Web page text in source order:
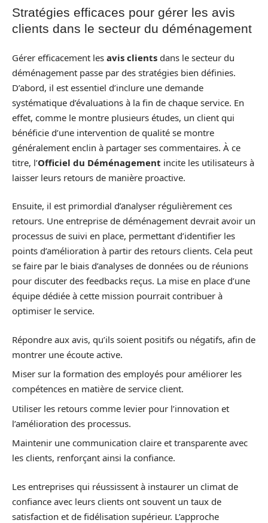
Stratégies efficaces pour gérer les avis
clients dans le secteur du déménagement
Gérer efficacement les avis clients dans le secteur du
déménagement passe par des stratégies bien définies.
D’abord, il est essentiel d’inclure une demande
systématique d’évaluations à la fin de chaque service. En
effet, comme le montre plusieurs études, un client qui
bénéficie d’une intervention de qualité se montre
généralement enclin à partager ses commentaires. À ce
titre, l’Officiel du Déménagement incite les utilisateurs à
laisser leurs retours de manière proactive.
Ensuite, il est primordial d’analyser régulièrement ces
retours. Une entreprise de déménagement devrait avoir un
processus de suivi en place, permettant d’identifier les
points d’amélioration à partir des retours clients. Cela peut
se faire par le biais d’analyses de données ou de réunions
pour discuter des feedbacks reçus. La mise en place d’une
équipe dédiée à cette mission pourrait contribuer à
optimiser le service.
Répondre aux avis, qu’ils soient positifs ou négatifs, afin de
montrer une écoute active.
Miser sur la formation des employés pour améliorer les
compétences en matière de service client.
Utiliser les retours comme levier pour l’innovation et
l’amélioration des processus.
Maintenir une communication claire et transparente avec
les clients, renforçant ainsi la confiance.
Les entreprises qui réussissent à instaurer un climat de
confiance avec leurs clients ont souvent un taux de
satisfaction et de fidélisation supérieur. L’approche